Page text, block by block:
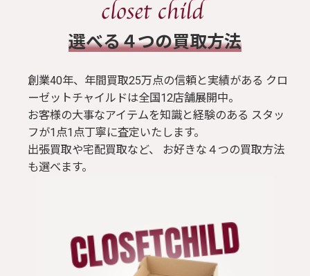
​選べる４つの買取方法
創業40年、年間買取25万点の信頼と実績がある クロ
ーゼットチャイルドは全国12店舗展開中。
お客様の大事なアイテムを知識と経験のある スタッ
フが1点1点丁寧に査定いたします。
出張買取や宅配買取など、 お好きな４つの買取方法
も選べます。